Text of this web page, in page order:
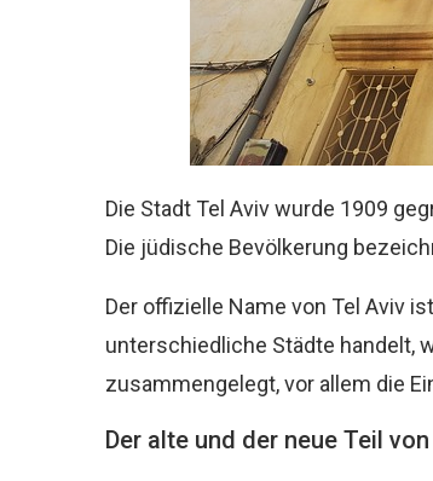
Die Stadt Tel Aviv wurde 1909
Die jüdische Bevölkerung
Der offizielle Name von Tel Aviv
unterschiedliche Städte handelt,
zusammengelegt, vor allem die
Der alte und der neue Teil